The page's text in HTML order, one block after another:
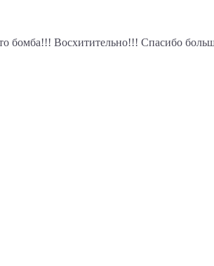
бомба!!! Восхитительно!!! Спасибо